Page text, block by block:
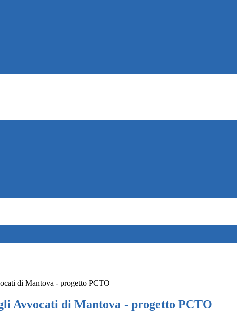
di Mantova - progetto PCTO
Avvocati di Mantova - progetto PCTO